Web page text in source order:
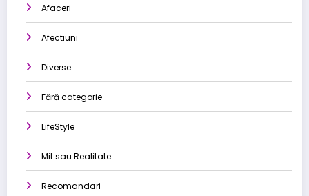
Afaceri
Afectiuni
Diverse
Fără categorie
LifeStyle
Mit sau Realitate
Recomandari